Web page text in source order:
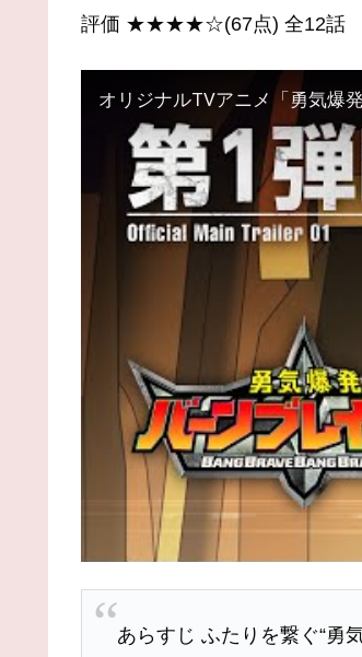
評価 ★★★★☆(67点) 全12話
オリジナルTVアニメ「勇気爆
あらすじ ふたりを繋ぐ“勇